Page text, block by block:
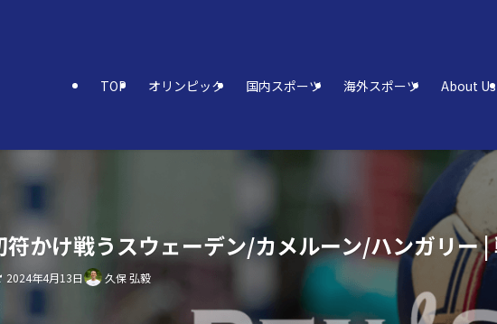
TOP オリンピック 国内スポーツ 海外スポーツ About Us
符かけ戦うスウェーデン/カメルーン/ハンガリー
2024年4月13日 久保 弘毅